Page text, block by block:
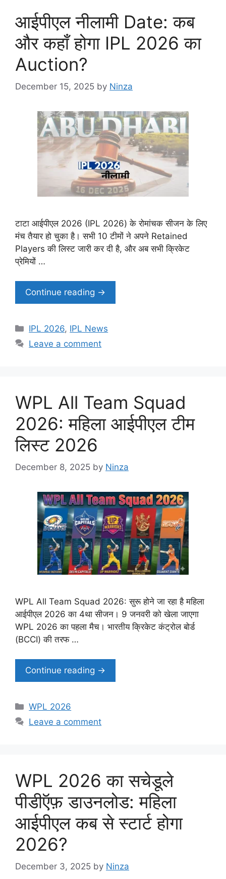
आईपीएल नीलामी Date: कब
और कहाँ होगा IPL 2026 का
Auction?
December 15, 2025 by Ninza
टाटा आईपीएल 2026 (IPL 2026) के रोमांचक सीजन के लिए
मंच तैयार हो चुका है। सभी 10 टीमों ने अपने Retained
Players की लिस्ट जारी कर दी है, और अब सभी क्रिकेट
प्रेमियों …
Continue reading →
Categories
IPL 2026, IPL News
Leave a comment
WPL All Team Squad
2026: महिला आईपीएल टीम
लिस्ट 2026
December 8, 2025 by Ninza
WPL All Team Squad 2026: सुरू होने जा रहा है महिला
आईपीएल 2026 का 4था सीजन। 9 जनवरी को खेला जाएगा
WPL 2026 का पहला मैच। भारतीय क्रिकेट कंट्रोल बोर्ड
(BCCI) की तरफ …
Continue reading →
Categories
WPL 2026
Leave a comment
WPL 2026 का सचेडूले
पीडीऍफ़ डाउनलोड: महिला
आईपीएल कब से स्टार्ट होगा
2026?
December 3, 2025 by Ninza